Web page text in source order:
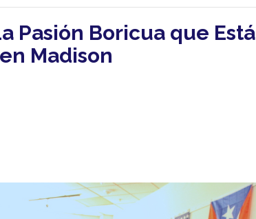
Pasión Boricua que Está
Madison